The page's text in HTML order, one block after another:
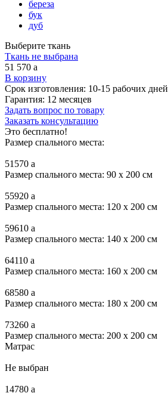
береза
бук
дуб
Выберите ткань
Ткань не выбрана
51 570 a
В корзину
Срок изготовления: 10-15 рабочих дней
Гарантия: 12 месяцев
Задать вопрос по товару
Заказать консультацию
Это бесплатно!
Размер спального места:
51570 a
Размер спального места: 90 x 200 см
55920 a
Размер спального места: 120 x 200 см
59610 a
Размер спального места: 140 x 200 см
64110 a
Размер спального места: 160 x 200 см
68580 a
Размер спального места: 180 x 200 см
73260 a
Размер спального места: 200 x 200 см
Матрас
Не выбран
14780 a